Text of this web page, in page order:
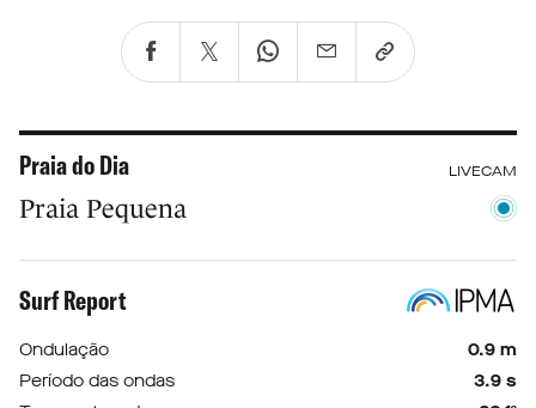
Praia do Dia LIVECAM
Praia Pequena
Surf Report
Ondulação
0.9 m
Período das ondas
3.9 s